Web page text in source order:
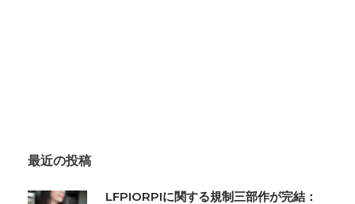
最近の投稿
LFPIORPIに関する規制三部作が完結：